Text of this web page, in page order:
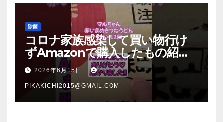
除菌
コロナ家族感染して買い物行け
ずAmazonで購入したもの紹
介 #Shorts
2026年6月15日
PIKAKICHI2015@GMAIL.COM